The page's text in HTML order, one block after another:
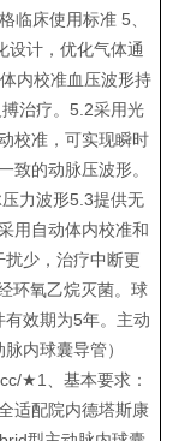
临床使用标准 5、
设计，优化气体通
内校准血压波形持
治疗。5.2采用光
校准，可实现瞬时
致的动脉压波形。
力波形5.3提供无
用自动体内校准和
少，治疗中断更
环氧乙烷灭菌。球
效期为5年。主动
内球囊导管）
★1、基本要求：
适配院内德塔斯康